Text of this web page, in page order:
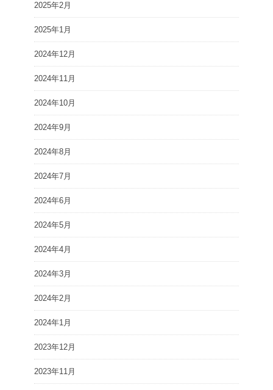
2025年2月
2025年1月
2024年12月
2024年11月
2024年10月
2024年9月
2024年8月
2024年7月
2024年6月
2024年5月
2024年4月
2024年3月
2024年2月
2024年1月
2023年12月
2023年11月